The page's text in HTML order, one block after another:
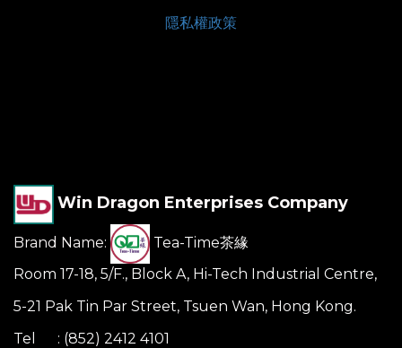
隱私權政策
Win Dragon Enterprises Company
Brand Name:
Tea-Time茶緣
Room 17-18, 5/F., Block A, Hi-Tech Industrial Centre,
5-21 Pak Tin Par Street, Tsuen Wan, Hong Kong.
Tel : (852) 2412 4101